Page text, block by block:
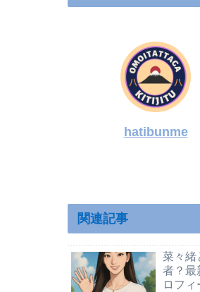
hatibunme
関連記事
菜々緒
者？最
ロフィ